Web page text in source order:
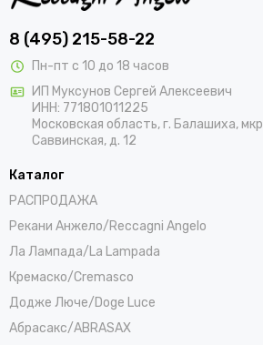
8 (495) 215-58-22
Пн-пт с 10 до 18 часов
ИП Муксунов Сергей Алексеевич
ИНН: 771801011225
Московская область, г. Балашиха,
Саввинская, д. 12
Каталог
РАСПРОДАЖА
Рекани Анжело/Reccagni Angelo
Ла Лампада/La Lampada
Кремаско/Cremasco
Додже Люче/Doge Luce
Абрасакс/ABRASAX